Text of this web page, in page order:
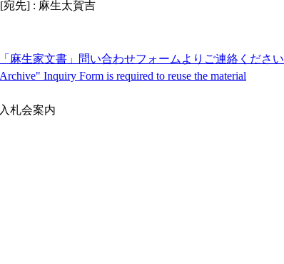
先] : 麻生太賀吉
麻生家文書」問い合わせフォームよりご連絡ください
Inquiry Form is required to reuse the material
札会案内